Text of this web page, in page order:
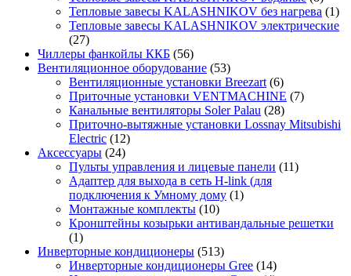
Тепловые завесы KALASHNIKOV без нагрева (1)
Тепловые завесы KALASHNIKOV электрические
(27)
Чиллеры фанкойлы ККБ (56)
Вентиляционное оборудование (53)
Вентиляционные установки Breezart (6)
Приточные установки VENTMACHINE (7)
Канальные вентиляторы Soler Palau (28)
Приточно-вытяжные установки Lossnay Mitsubishi
Electric (12)
Аксессуары (24)
Пульты управления и лицевые панели (11)
Адаптер для выхода в сеть H-link (для
подключения к Умному дому (1)
Монтажные комплекты (10)
Кронштейны козырьки антивандальные решетки
(1)
Инверторные кондиционеры (513)
Инверторные кондиционеры Gree (14)